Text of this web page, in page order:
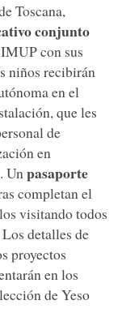
Toscana,
conjunto
con sus
niños recibirán
en el
que les
de
en
Unpasaporte
completan el
visitando todos
detalles de
proyectos
en los
de Yeso